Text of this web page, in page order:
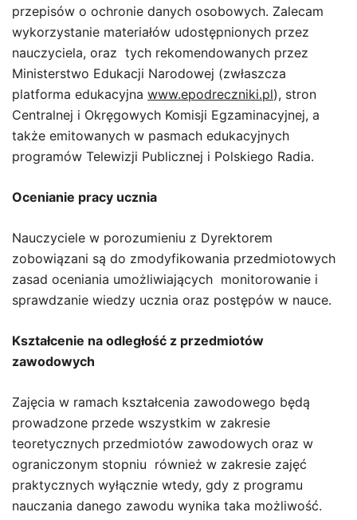
przepisów o ochronie danych osobowych. Zalecam
wykorzystanie materiałów udostępnionych przez
nauczyciela, oraz tych rekomendowanych przez
Ministerstwo Edukacji Narodowej (zwłaszcza
platforma edukacyjna www.epodreczniki.pl), stron
Centralnej i Okręgowych Komisji Egzaminacyjnej, a
także emitowanych w pasmach edukacyjnych
programów Telewizji Publicznej i Polskiego Radia.
Ocenianie pracy ucznia
Nauczyciele w porozumieniu z Dyrektorem
zobowiązani są do zmodyfikowania przedmiotowych
zasad oceniania umożliwiających monitorowanie i
sprawdzanie wiedzy ucznia oraz postępów w nauce.
Kształcenie na odległość z przedmiotów
zawodowych
Zajęcia w ramach kształcenia zawodowego będą
prowadzone przede wszystkim w zakresie
teoretycznych przedmiotów zawodowych oraz w
ograniczonym stopniu również w zakresie zajęć
praktycznych wyłącznie wtedy, gdy z programu
nauczania danego zawodu wynika taka możliwość.